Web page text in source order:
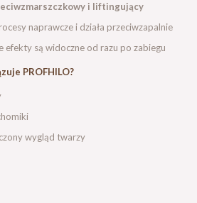
i liftingujący
naprawcze i działa przeciwzapalnie
efekty są widoczne od razu po zabiegu
PROFHILO?
wygląd twarzy